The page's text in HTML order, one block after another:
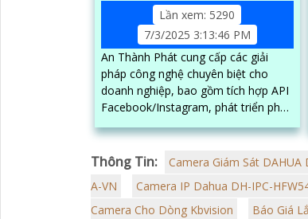
Lần xem: 5290
7/3/2025 3:13:46 PM
An Thành Phát cung cấp các giải
pháp công nghệ chuyên biệt cho
doanh nghiệp, bao gồm tích hợp API
Facebook/Instagram, phát triển phần
thống số. Chúng tôi hỗ trợ các đối
tác bên thứ ba xây dựng, vận hành
và mở rộng hệ thống trên nền tảng
mạng xã hội, giúp tối ưu hóa quy
trình kinh doanh và kết nối khách
Thông Tin: Camera Giám Sát DAHUA
A-VN
Camera IP Dahua DH-IPC-
Camera Cho Dòng Kbvision
Báo Giá